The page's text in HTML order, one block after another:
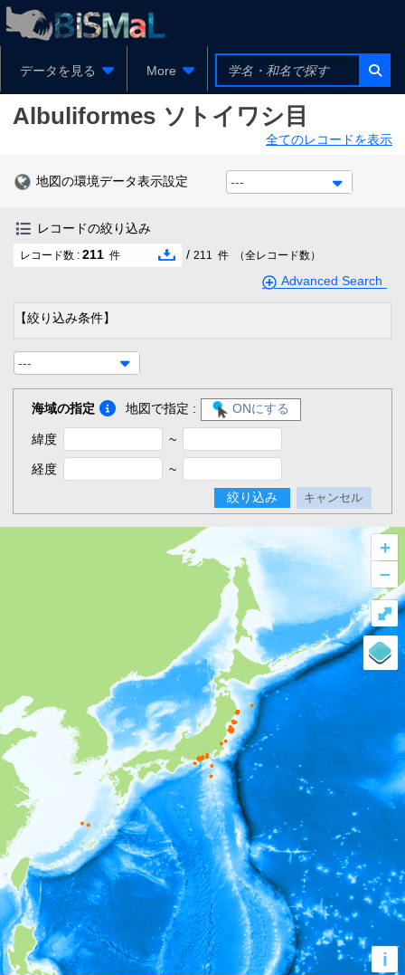
データを見る More
Albuliformes ソトイワシ目
全てのレコードを表示
地図の環境データ表示設定 ---
レコードの絞り込み
レコード数 : 211 件 / 211 件 （全レコード数）
Advanced Search
【絞り込み条件】
---
海域の指定 地図で指定 : ONにする
緯度 ~
経度
~
絞り込み
キャンセル
+
–
i
⤢